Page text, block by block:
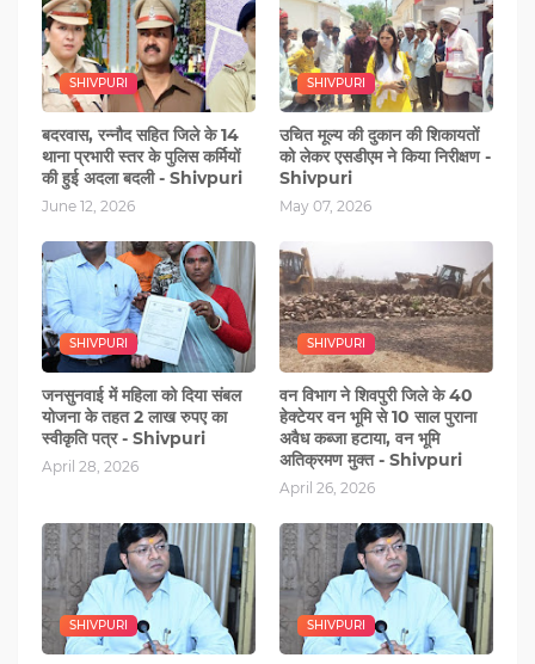
SHIVPURI
बदरवास, रन्‍नौद सहित जिले के 14
थाना प्रभारी स्‍तर के पुलिस कर्मियों
की हुई अदला बदली - Shivpuri
June 12, 2026
SHIVPURI
उचित मूल्य की दुकान की शिकायतों
को लेकर एसडीएम ने किया निरीक्षण -
Shivpuri
May 07, 2026
SHIVPURI
जनसुनवाई में महिला को दिया संबल
योजना के तहत 2 लाख रुपए का
स्वीकृति पत्र - Shivpuri
April 28, 2026
SHIVPURI
वन विभाग ने शिवपुरी जिले के 40
हेक्टेयर वन भूमि से 10 साल पुराना
अवैध कब्जा हटाया, वन भूमि
अतिक्रमण मुक्त - Shivpuri
April 26, 2026
SHIVPURI SHIVPURI